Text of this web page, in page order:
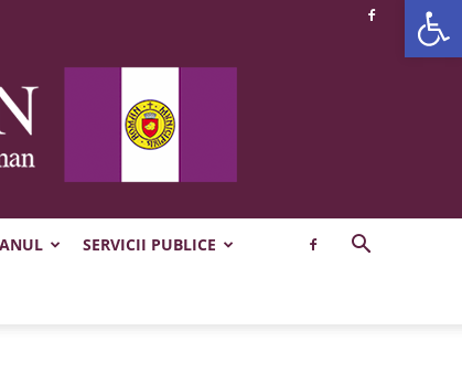
SERVICII PUBLICE